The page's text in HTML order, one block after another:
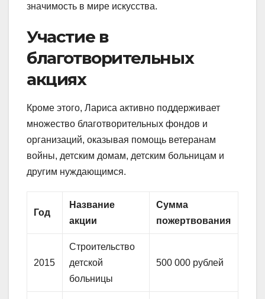
значимость в мире искусства.
Участие в
благотворительных
акциях
Кроме этого, Лариса активно поддерживает
множество благотворительных фондов и
организаций, оказывая помощь ветеранам
войны, детским домам, детским больницам и
другим нуждающимся.
Год
Название
акции
Сумма
пожертвования
2015
Строительство
детской
больницы
500 000 рублей